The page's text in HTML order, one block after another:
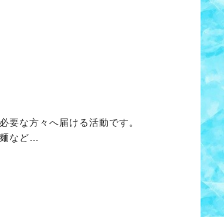
要な方々へ届ける活動です。
など…